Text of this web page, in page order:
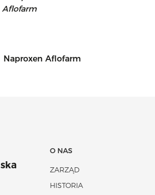
Naproxen Aflofarm
O NAS
ZARZĄD
HISTORIA